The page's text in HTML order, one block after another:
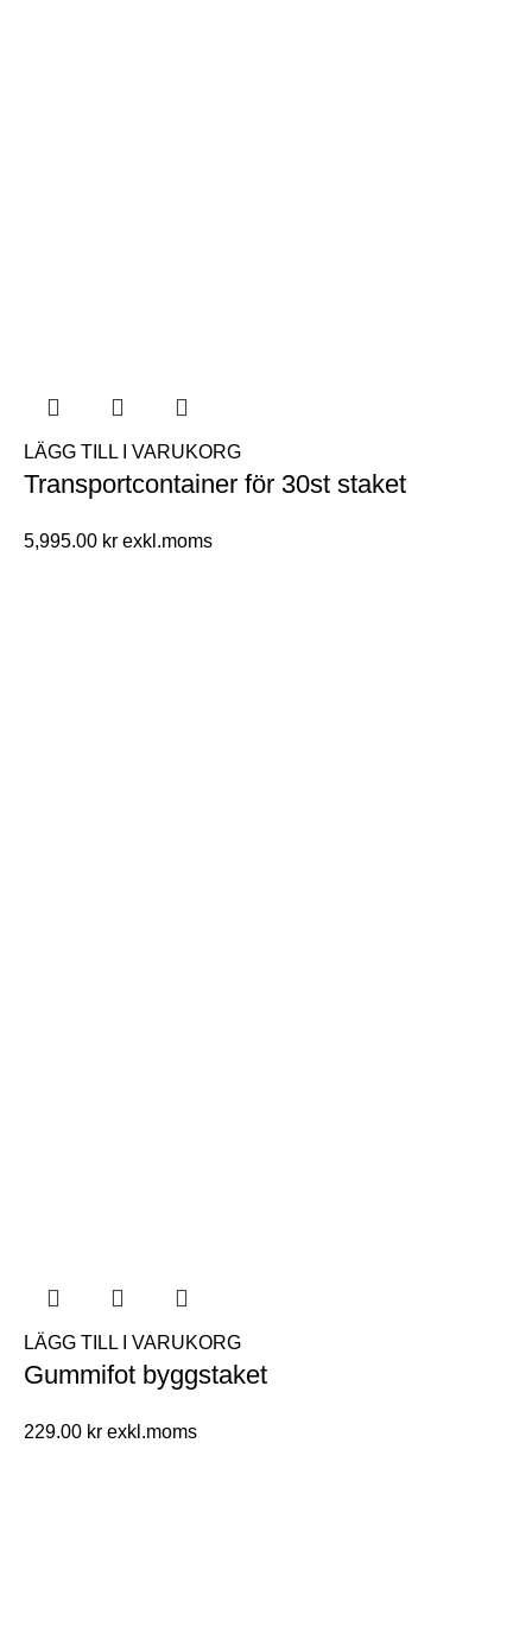
LÄGG TILL I VARUKORG
Transportcontainer för 30st staket
5,995.00 kr
LÄGG TILL I VARUKORG
Gummifot byggstaket
229.00 kr